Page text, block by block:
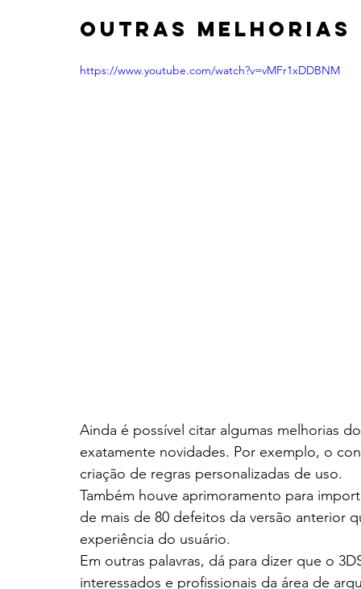
Outras melhorias
https://www.youtube.com/watch?v=vMFr1xDDBNM
Ainda é possível citar algumas melhorias
exatamente novidades. Por exemplo, o
criação de regras personalizadas de uso.
Também houve aprimoramento para
de mais de 80 defeitos da versão anterior
experiência do usuário.
Em outras palavras, dá para dizer que o
interessados e profissionais da área de